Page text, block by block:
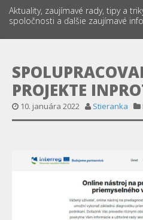
Aktuality, zaujímavé rady, tipy a
spoločnosti a ďalšie zaujímavé
PROJEKTE
10. januára 2022 Stieranka